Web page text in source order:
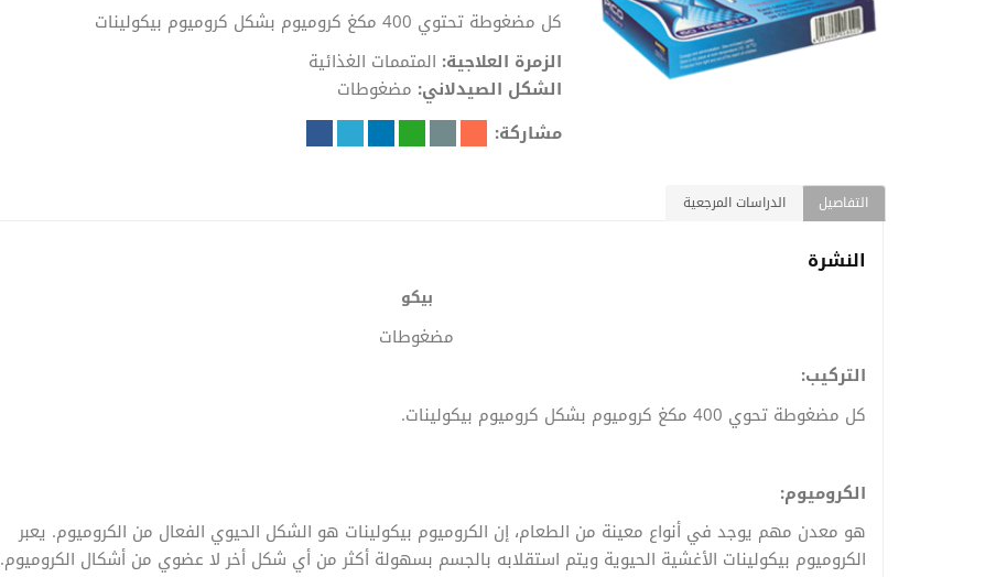
كل مضغوطة تحتوي 400 مكغ كروميوم بشكل كروميوم بيكولينات
الزمرة العلاجية: المتممات الغذائية
الشكل الصيدلاني: مضغوطات
مشاركة:
التفاصيل الدراسات المرجعية
النشرة
بيكو
مضغوطات
التركيب:
كل مضغوطة تحوي 400 مكغ كروميوم بشكل كروميوم بيكولينات.
الكروميوم:
هو معدن مهم يوجد في أنواع معينة من الطعام، إن الكروميوم بيكولينات هو الشكل الحيوي الفعال من الكروميوم. يعبر
الكروميوم بيكولينات الأغشية الحيوية ويتم استقلابه بالجسم بسهولة أكثر من أي شكل أخر لا عضوي من أشكال الكروميوم.